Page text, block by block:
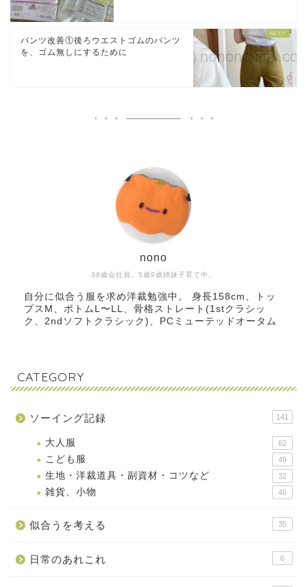
パンツ改善①後ろウエストゴムのパンツ
を、ゴム無しにするために
38歳会社員。5歳9歳姉妹子育て中。
nono
自分に似合う服を求め洋裁勉強中。 身長158cm、トッ
プスM、ボトムL〜LL、骨格ストレート(1stクラシッ
ク、2ndソフトクラシック)、PCミューテッドオータム
CATEGORY
ソーイング記録 141
大人服 62
こども服 49
生地・洋裁道具・副資材・コツなど 32
雑貨、小物 46
似合うを考える 35
日常のあれこれ 6